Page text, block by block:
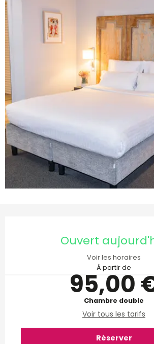
Ouvert
Voir les horaires
À partir de
95,00
Chambre double
Voir tous les tarifs
Réserver